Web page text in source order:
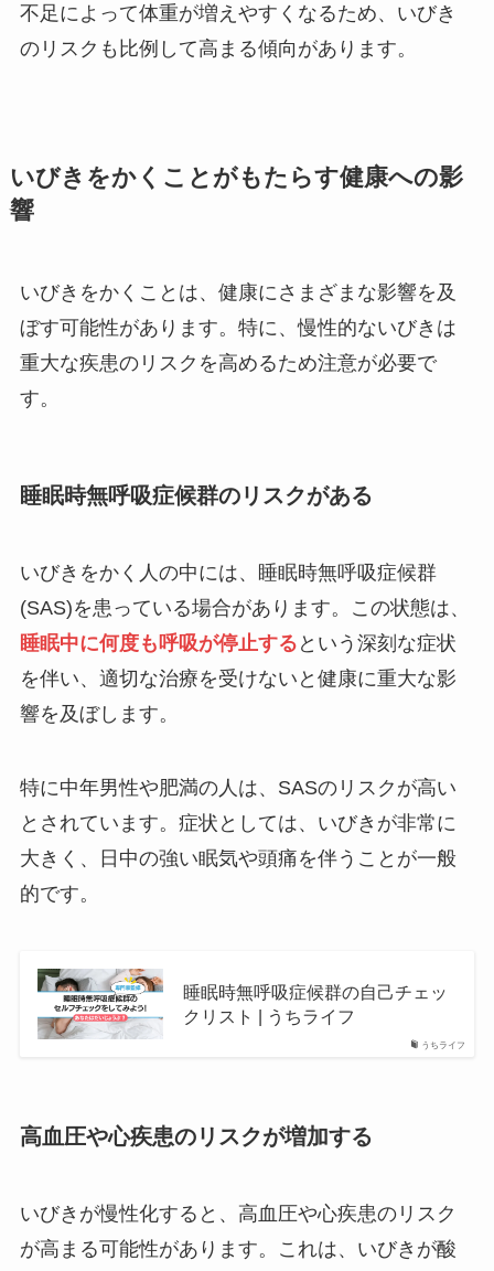
不足によって体重が増えやすくなるため、いびき
のリスクも比例して高まる傾向があります。
いびきをかくことがもたらす健康への影
響
いびきをかくことは、健康にさまざまな影響を及
ぼす可能性があります。特に、慢性的ないびきは
重大な疾患のリスクを高めるため注意が必要で
す。
睡眠時無呼吸症候群のリスクがある
いびきをかく人の中には、睡眠時無呼吸症候群
(SAS)を患っている場合があります。この状態は、
睡眠中に何度も呼吸が停止する という深刻な症状
を伴い、適切な治療を受けないと健康に重大な影
響を及ぼします。
特に中年男性や肥満の人は、SASのリスクが高い
とされています。症状としては、いびきが非常に
大きく、日中の強い眠気や頭痛を伴うことが一般
的です。
うちライフ
睡眠時無呼吸症候群の自己チェッ
クリスト | うちライフ
高血圧や心疾患のリスクが増加する
いびきが慢性化すると、高血圧や心疾患のリスク
が高まる可能性があります。これは、いびきが酸